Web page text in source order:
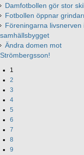
Damfotbollen gör stor
Fotbollen öppnar
Föreningarna livsnerven
samhällsbygget
Ändra domen mot
Strömbergsson!
1
2
3
4
5
6
7
8
9